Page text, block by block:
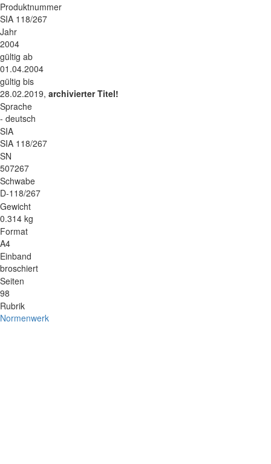
Produktnummer
SIA 118/267
Jahr
2004
gültig ab
01.04.2004
gültig bis
28.02.2019, archivierter Titel!
Sprache
- deutsch
SIA
SIA 118/267
SN
507267
Schwabe
D-118/267
Gewicht
0.314 kg
Format
A4
Einband
broschiert
Seiten
98
Rubrik
Normenwerk